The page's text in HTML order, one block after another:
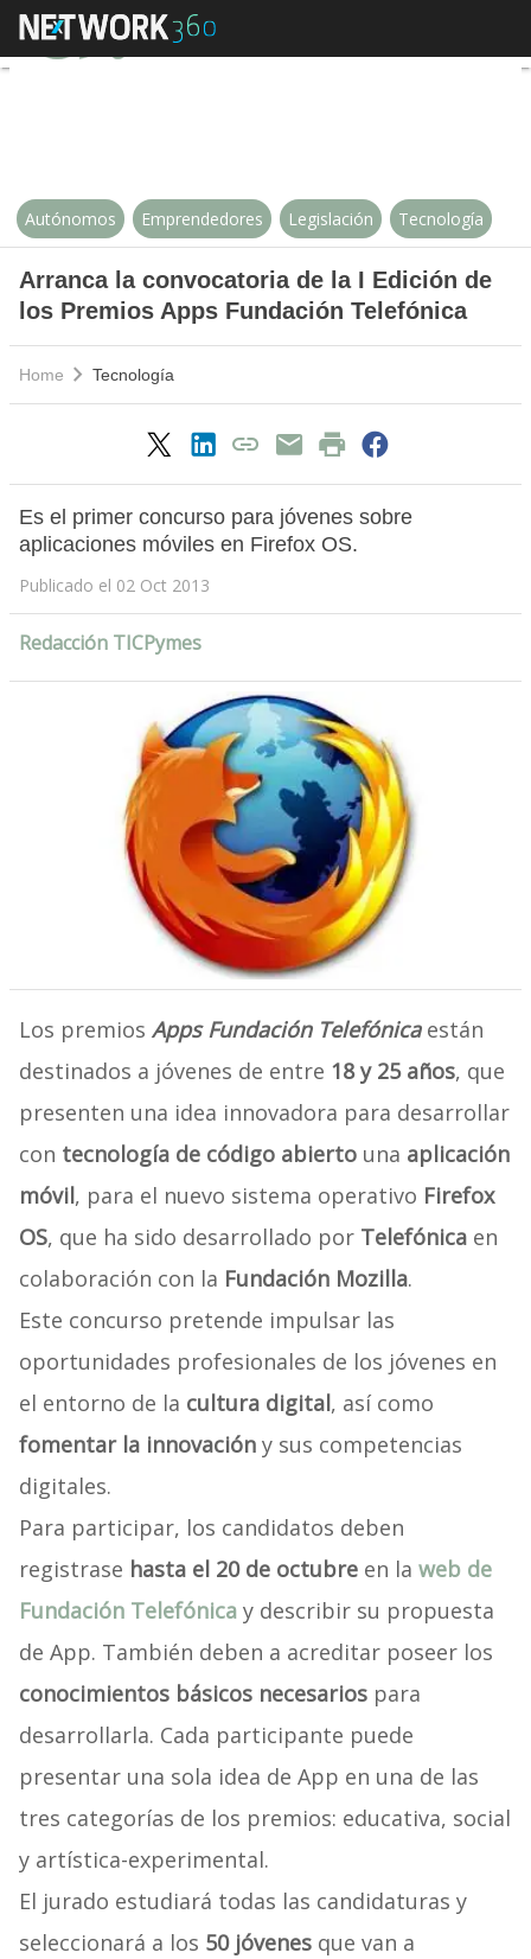
Arranca la convocatoria de la I
Autónomos Emprendedores Legislación Tecnología
Arranca la convocatoria de la I Edición de
los Premios Apps Fundación Telefónica
Home Tecnología
Es el primer concurso para jóvenes sobre
aplicaciones móviles en Firefox OS.
Publicado el 02 Oct 2013
Redacción TICPymes
Los premios Apps Fundación Telefónicaestán
destinados a jóvenes de entre 18 y 25 años, que
presenten una idea innovadora para desarrollar
con tecnología de código abiertouna aplicación
móvil, para el nuevo sistema operativo Firefox
OS, que ha sido desarrollado por Telefónica en
colaboración con la Fundación Mozilla.
Este concurso pretende impulsar las
oportunidades profesionales de los jóvenes en
el entorno de la cultura digital, así como
fomentar la innovacióny sus competencias
digitales.
Para participar, los candidatos deben
registrase hasta el 20 de octubreen la web de
Fundación Telefónicay describir su propuesta
de App. También deben a acreditar poseer los
conocimientos básicos necesariospara
desarrollarla. Cada participante puede
presentar una sola idea de App en una de las
tres categorías de los premios: educativa, social
y artística-experimental.
El jurado estudiará todas las candidaturas y
seleccionará a los 50 jóvenesque van a